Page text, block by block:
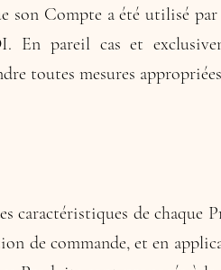
son Compte a été utilisé
En pareil cas et
toutes mesures
caractéristiques de chaque
de commande, et en